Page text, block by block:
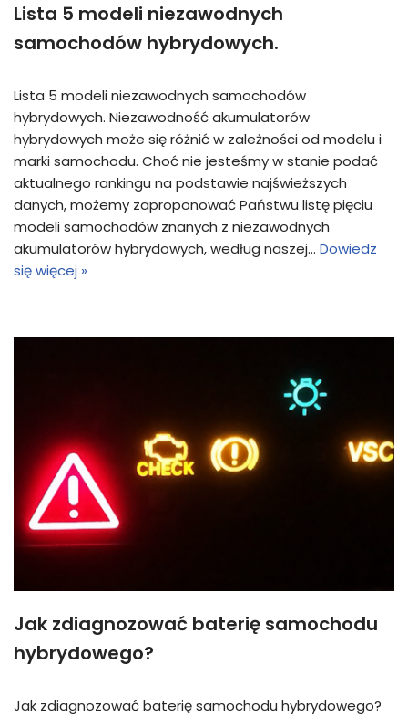
Lista 5 modeli niezawodnych
samochodów hybrydowych.
Lista 5 modeli niezawodnych samochodów
hybrydowych. Niezawodność akumulatorów
hybrydowych może się różnić w zależności od modelu i
marki samochodu. Choć nie jesteśmy w stanie podać
aktualnego rankingu na podstawie najświeższych
danych, możemy zaproponować Państwu listę pięciu
modeli samochodów znanych z niezawodnych
akumulatorów hybrydowych, według naszej… Dowiedz
się więcej »
Jak zdiagnozować baterię samochodu
hybrydowego?
Jak zdiagnozować baterię samochodu hybrydowego?